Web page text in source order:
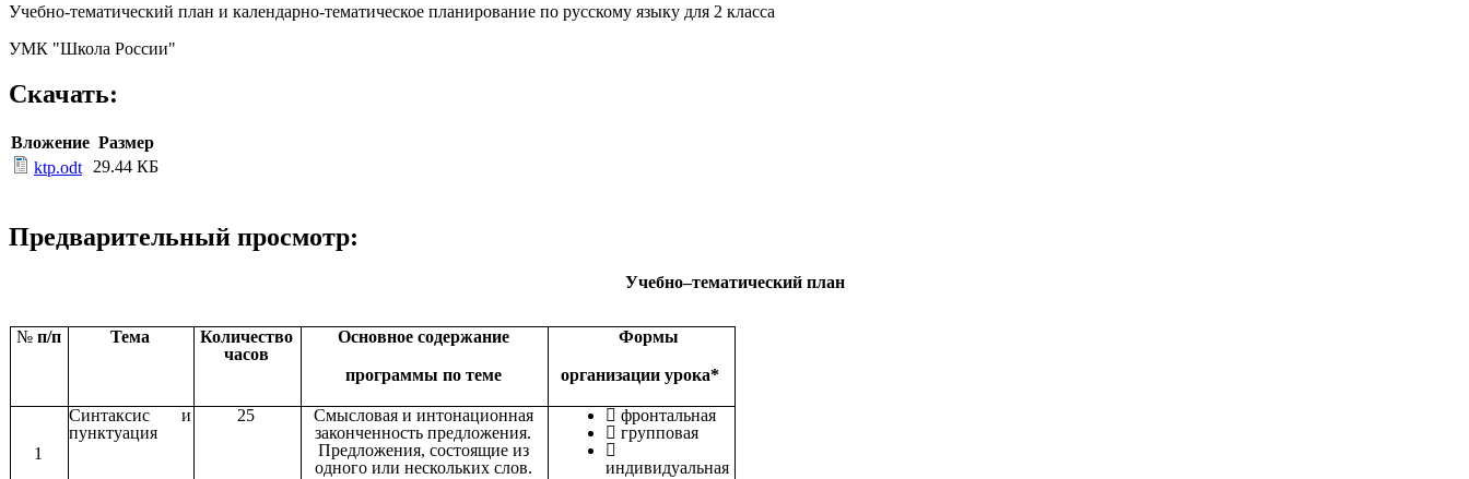
Учебно-тематический план и календарно-тематическое планирование по русскому языку для 2 класса
УМК "Школа России"
Скачать:
Вложение Размер
ktp.odt
29.44 КБ
Предварительный просмотр:
Учебно–тематический план
№ п/п Тема
Количество
часов
Основное содержание
программы по теме
Формы
организации урока*
1
Синтаксис и
пунктуация
25
Смысловая и интонационная
законченность предложения.
Предложения, состоящие из
одного или нескольких слов.
фронтальная
групповая
индивидуальная